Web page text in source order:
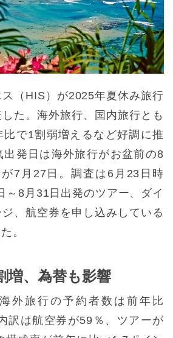
（HIS）が2025年夏休み旅行
た。海外旅行、国内旅行とも
比で1割弱増えるなど好調に推
発日は海外旅行がお盆前の8
7月27日。調査は6月23日時
～8月31日出発のツアー、ダイ
、航空券を申し込みしている
。
増、為替も影響
外旅行の予約者数は前年比
訳は航空券が59％、ツアーが